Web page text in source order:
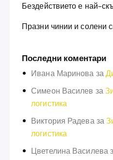
Бездействието е най-
Празни чинии и солени
Последни коментари
Ивана Маринова за
Симеон Василев за
логистика
Виктория Радева за
логистика
Цветелина Василева